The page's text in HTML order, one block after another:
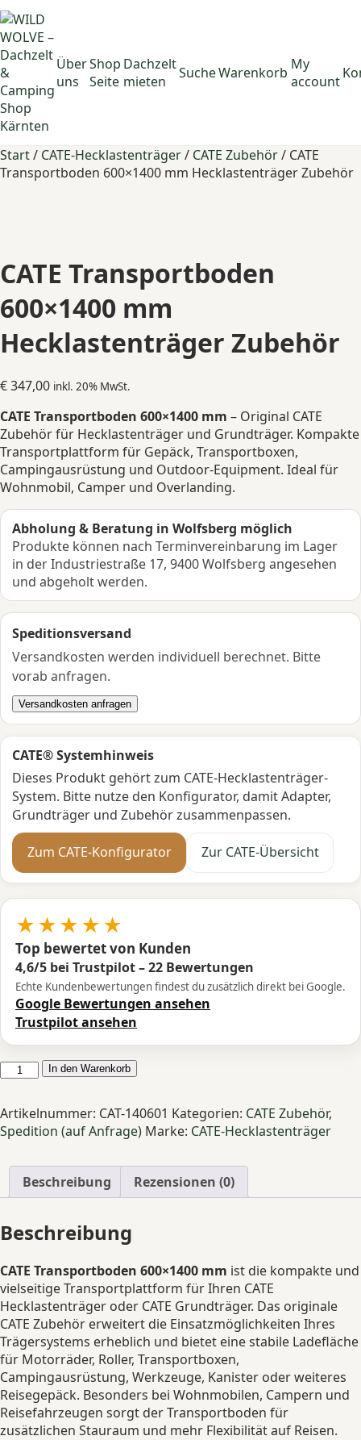
Über
uns
Shop
Seite
Dachzelt
mieten
SucheWarenkorb My
account
Start/ CATE-Hecklastenträger/ CATE Zubehör/ CATE
Transportboden 600×1400 mm Hecklastenträger Zubehör
CATE Transportboden
600×1400 mm
Hecklastenträger Zubehör
€347,00 inkl. 20% MwSt.
CATE Transportboden 600×1400 mm – Original CATE
Zubehör für Hecklastenträger und Grundträger. Kompakte
Transportplattform für Gepäck, Transportboxen,
Campingausrüstung und Outdoor-Equipment. Ideal für
Wohnmobil, Camper und Overlanding.
Abholung & Beratung in Wolfsberg möglich
Produkte können nach Terminvereinbarung im Lager
in der Industriestraße 17, 9400 Wolfsberg angesehen
und abgeholt werden.
Speditionsversand
Versandkosten werden individuell berechnet. Bitte
vorab anfragen.
Versandkosten anfragen
CATE® Systemhinweis
Dieses Produkt gehört zum CATE-Hecklastenträger-
System. Bitte nutze den Konfigurator, damit Adapter,
Grundträger und Zubehör zusammenpassen.
Zum CATE-Konfigurator Zur CATE-Übersicht
★★★★★
Top bewertet von Kunden
4,6/5 bei Trustpilot – 22 Bewertungen
Echte Kundenbewertungen findest du zusätzlich direkt bei Google.
Google Bewertungen ansehen
Trustpilot ansehen
CATE
mm
Hecklastenträger
Menge
In den Warenkorb
Artikelnummer: CAT-140601 Kategorien: CATE Zubehör,
Spedition (auf Anfrage) Marke: CATE-Hecklastenträger
Beschreibung Rezensionen (0)
Beschreibung
CATE Transportboden 600×1400 mm ist die kompakte und
vielseitige Transportplattform für Ihren CATE
Hecklastenträger oder CATE Grundträger. Das originale
CATE Zubehör erweitert die Einsatzmöglichkeiten Ihres
Trägersystems erheblich und bietet eine stabile Ladefläche
für Motorräder, Roller, Transportboxen,
Campingausrüstung, Werkzeuge, Kanister oder weiteres
Reisegepäck. Besonders bei Wohnmobilen, Campern und
Reisefahrzeugen sorgt der Transportboden für
zusätzlichen Stauraum und mehr Flexibilität auf Reisen.